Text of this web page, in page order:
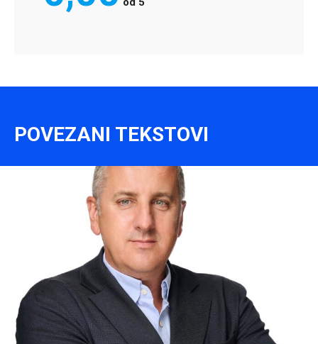
POVEZANI TEKSTOVI